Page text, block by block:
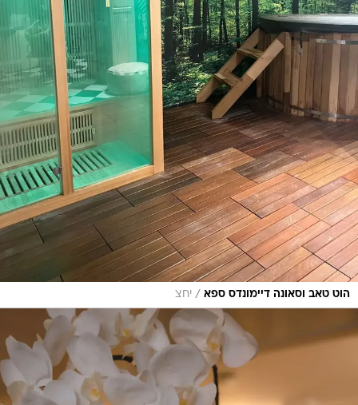
הוט טאב וסאונה דיימונדס ספא / יחצ